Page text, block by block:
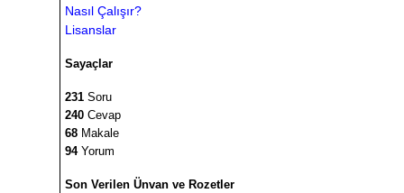
Nasıl Çalışır?
Lisanslar
Sayaçlar
231 Soru
240 Cevap
68 Makale
94Yorum
Son Verilen Ünvan ve Rozetler